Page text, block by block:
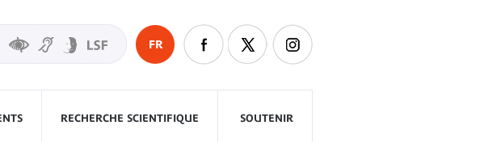
FR
RECHERCHE SCIENTIFIQUE SOUTENIR